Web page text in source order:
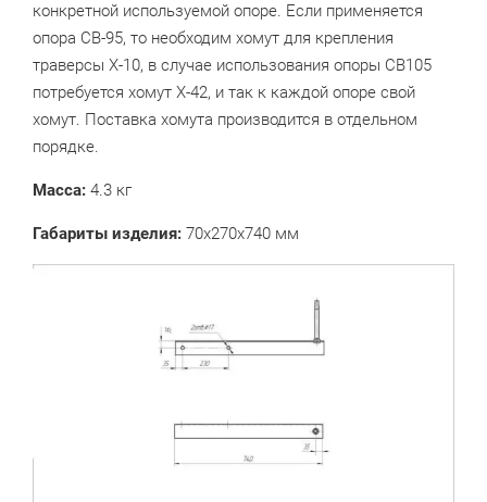
конкретной используемой опоре. Если применяется
опора СВ-95, то необходим хомут для крепления
траверсы Х-10, в случае использования опоры СВ105
потребуется хомут Х-42, и так к каждой опоре свой
хомут. Поставка хомута производится в отдельном
порядке.
Масса: 4.3 кг
Габариты изделия: 70х270х740 мм